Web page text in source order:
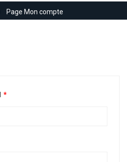
Page Mon compte
*